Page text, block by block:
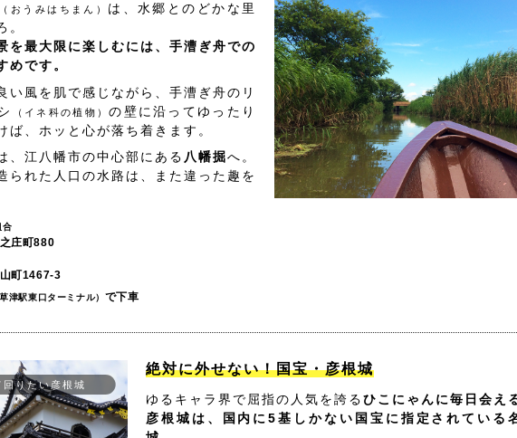
（おうみはちまん） は、水郷とのどかな里
。
を最大限に楽しむには、手漕ぎ舟での
めです。
い風を肌で感じながら、手漕ぎ舟のリ
（イネ科の植物）の壁に沿ってゆったり
ば、ホッと心が落ち着きます。
、江八幡市の中心部にある 八幡掘へ。
られた人口の水路は、また違った趣を
合
庄町880
町1467-3
草津駅東口ターミナル） で下車
りたい彦根城
絶対に外せない！国宝・彦根城
ゆるキャラ界で屈指の人気を誇るひこにゃんに毎日会え
彦根城は、国内に5基しかない国宝に指定されている